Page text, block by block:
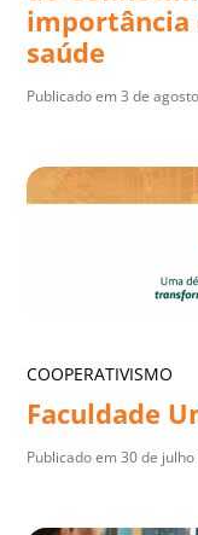
importância
saúde
Publicado em 3 de
COOPERATIVISMO
Faculdade
Publicado em 30 de